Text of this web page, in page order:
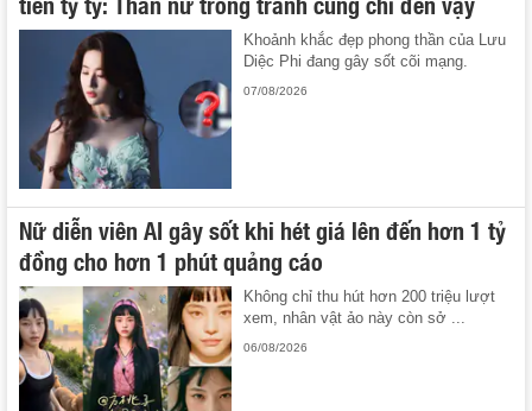
Khoảnh khắc đẹp phong thần của Lưu
Diệc Phi đang gây sốt cõi mạng.
07/08/2026
Nữ diễn viên AI gây sốt khi hét giá lên đến hơn 1 tỷ
đồng cho hơn 1 phút quảng cáo
Không chỉ thu hút hơn 200 triệu lượt
xem, nhân vật ảo này còn sở ...
06/08/2026